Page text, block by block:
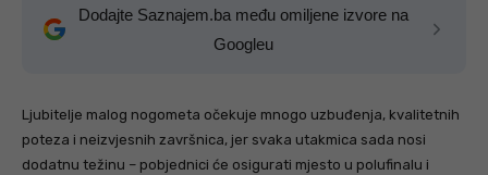
Dodajte Saznajem.ba među omiljene izvore na
Googleu
Ljubitelje malog nogometa očekuje mnogo uzbuđenja, kvalitetnih
poteza i neizvjesnih završnica, jer svaka utakmica sada nosi
dodatnu težinu – pobjednici će osigurati mjesto u polufinalu i